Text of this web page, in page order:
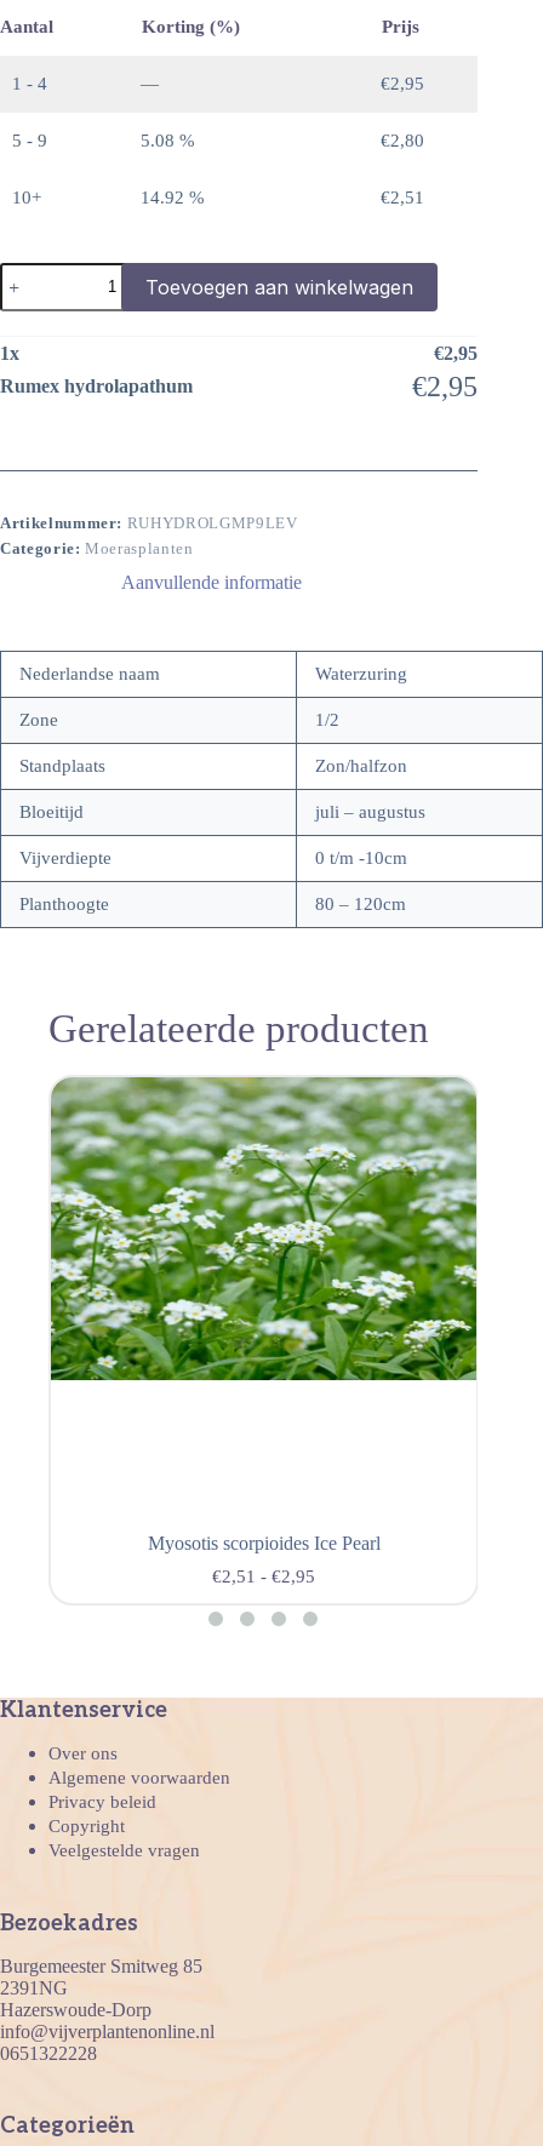
Aantal Korting (%) Prijs
1 - 4 — €2,95
5 - 9 5.08 % €2,80
10+ 14.92 % €2,51
Rumex
hydrolapathum
aantal
Toevoegen aan winkelwagen
1x €2,95
Rumex hydrolapathum
€2,95
Artikelnummer: RUHYDROLGMP9LEV
Categorie:Moerasplanten
Aanvullende informatie
Nederlandse naam Waterzuring
Zone 1/2
Standplaats Zon/halfzon
Bloeitijd juli – augustus
Vijverdiepte 0 t/m -10cm
Planthoogte 80 – 120cm
Gerelateerde producten
Myosotis scorpioides Ice Pearl
€2,51 -€2,95
Klantenservice
Over ons
Algemene voorwaarden
Privacy beleid
Copyright
Veelgestelde vragen
Bezoekadres
Burgemeester Smitweg 85
2391NG
Hazerswoude-Dorp
info@vijverplantenonline.nl
0651322228
Categorieën